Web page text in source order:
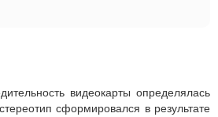
видеокарты определялась
сформировался в результате